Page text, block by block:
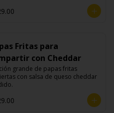
Fritas para
con Cheddar
grande de papas fritas
con salsa de queso cheddar